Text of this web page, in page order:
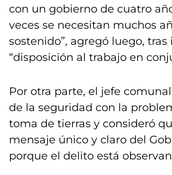
con un gobierno de cuatro
veces se necesitan muchos
sostenido”, agregó luego, tras
“disposición al trabajo en
Por otra parte, el jefe
de la seguridad con la
toma de tierras y consideró
mensaje único y claro del
porque el delito está